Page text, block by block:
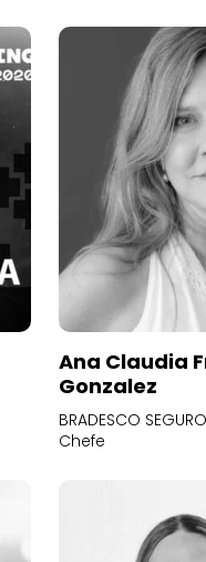
Ana Claudia
Gonzalez
BRADESCO
Chefe